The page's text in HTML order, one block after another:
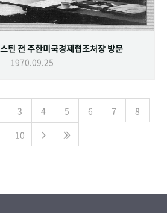
틴 전 주한미국경제협조처장 방문
1970.09.25
3 4 5 6 7
8
10